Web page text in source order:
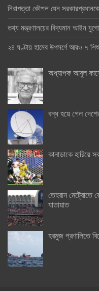
নিরাপত্তা কৌশল যেন
তথ্য মন্ত্রণালয়ের বিদ্যমান আইন
২৪ ঘণ্টায় হামের উপসর্গে আরও ৭
অধ্যাপক আবুল
বন্ধ হয়ে গেল
কানাডাকে হারিয়ে
তেহরান মেট্রোতে
যাতায়াত
হরমুজ প্রণালিতে